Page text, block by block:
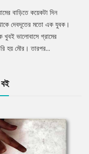
বাড়িতে কয়েকটা দিন
দেবদূতের মতো এক যুবক।
ভালোবাসে গ্রামের
হয় মৌর। তারপর...